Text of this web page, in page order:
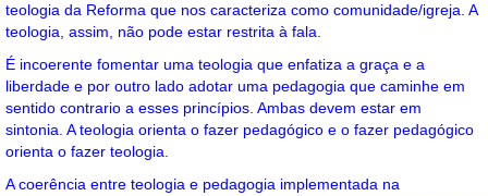
teologia da Reforma que nos caracteriza como comunidade/igreja. A
teologia, assim, não pode estar restrita à fala.
É incoerente fomentar uma teologia que enfatiza a graça e a
liberdade e por outro lado adotar uma pedagogia que caminhe em
sentido contrario a esses princípios. Ambas devem estar em
sintonia. A teologia orienta o fazer pedagógico e o fazer pedagógico
orienta o fazer teologia.
A coerência entre teologia e pedagogia implementada na